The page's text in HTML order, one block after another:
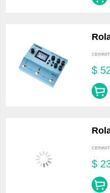
$
$